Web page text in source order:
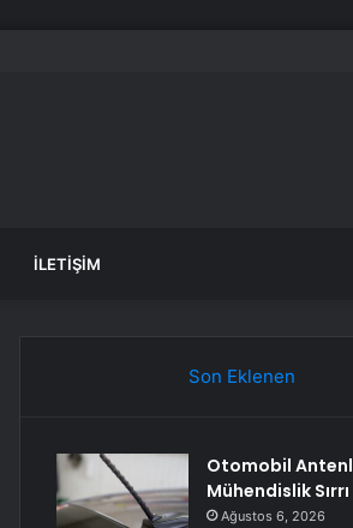
İLETIŞIM
Son Eklenen
Otomobil
Mühendislik Sırrı
Ağustos 6, 2026